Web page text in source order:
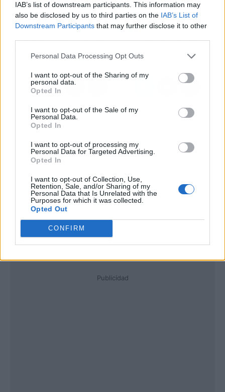
IAB’s list of downstream participants. This information may
also be disclosed by us to third parties on the IAB’s List of
Downstream Participants that may further disclose it to other
Personal Data Processing Opt Outs
I want to opt-out of the Sharing of my
personal data.
Opted In
I want to opt-out of the Sale of my
Personal Data.
Opted In
I want to opt-out of processing my
Personal Data for Targeted Advertising.
Opted In
I want to opt-out of Collection, Use,
Retention, Sale, and/or Sharing of my
Personal Data that Is Unrelated with the
Purposes for which it was collected.
Opted Out
CONFIRM
Artículo anterior
Cs respalda a su alcalde en
Granada y pide al PP que vuelva al
Artículo siguiente
Castilla-La Mancha
registra 89 nuevos
Publicidad